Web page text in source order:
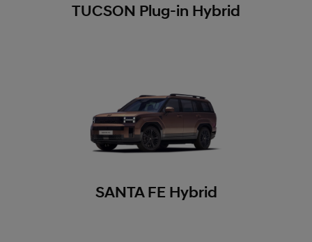
TUCSON Plug-in Hybrid
SANTA FE Hybrid